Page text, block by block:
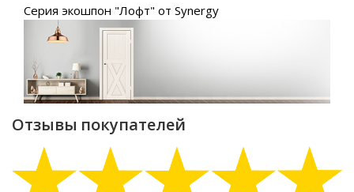
Серия экошпон "Лофт" от Synergy
Отзывы покупателей